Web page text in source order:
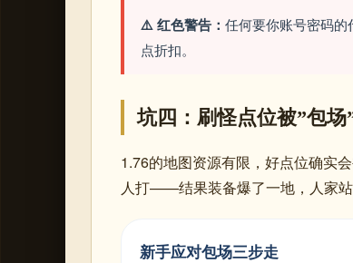
⚠️ 红色警告： 任何要你账号密码
点折扣。
坑四：刷怪点位被”包
1.76的地图资源有限，好点位确实
人打——结果装备爆了一地，人家站
新手应对包场三步走